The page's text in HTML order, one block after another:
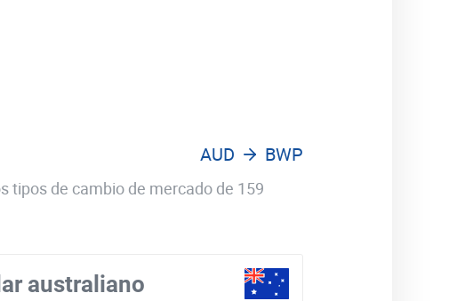
AUD BWP
tipos de cambio de mercado de 159
australiano